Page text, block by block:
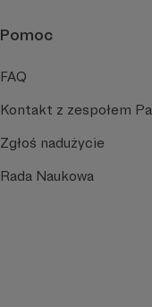
Pomoc
FAQ
Kontakt z zespołem
Zgłoś nadużycie
Rada Naukowa